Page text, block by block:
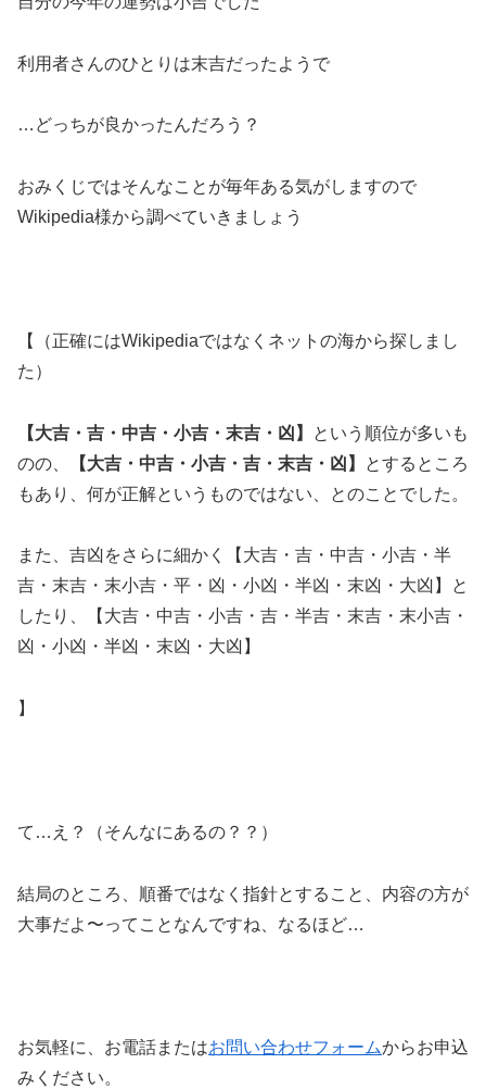
利用者さんのひとりは末吉だったようで
…どっちが良かったんだろう？
おみくじではそんなことが毎年ある気がしますので
Wikipedia様から調べていきましょう
【（正確にはWikipediaではなくネットの海から探しまし
た）
【大吉・吉・中吉・小吉・末吉・凶】
という順位が多いも
のの、
【大吉・中吉・小吉・吉・末吉・凶】
とするところ
もあり、何が正解というものではない、とのことでした。
また、吉凶をさらに細かく【大吉・吉・中吉・小吉・半
吉・末吉・末小吉・平・凶・小凶・半凶・末凶・大凶】と
したり、【大吉・中吉・小吉・吉・半吉・末吉・末小吉・
凶・小凶・半凶・末凶・大凶】
】
て…え？（そんなにあるの？？）
結局のところ、順番ではなく指針とすること、内容の方が
大事だよ〜ってことなんですね、なるほど…
お気軽に、お電話またはお問い合わせフォームからお申込
みください。